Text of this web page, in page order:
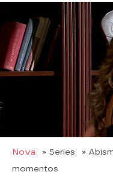
Carmina ya tomó la
con el doctor, pero
aprovecha para
cosa por su amor.
los resultados de
Augusto y Elisa!
Pero no es lo más
Paloma abre la
Nova » Series »
momentos